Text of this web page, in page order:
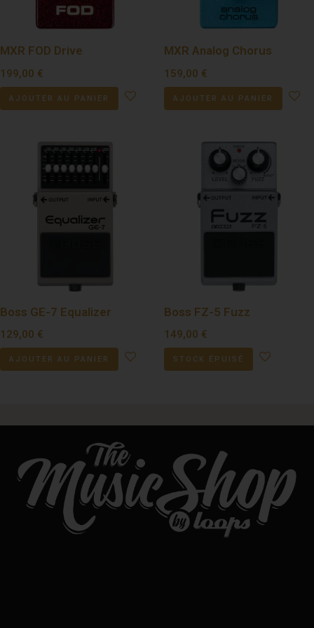
MXR FOD Drive
199,00 €
AJOUTER AU PANIER
MXR Analog Chorus
159,00 €
AJOUTER AU PANIER
Boss GE-7 Equalizer
129,00 €
AJOUTER AU PANIER
Boss FZ-5 Fuzz
149,00 €
STOCK ÉPUISÉ